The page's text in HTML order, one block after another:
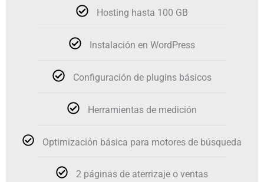
Hosting hasta 100 GB
Instalación en WordPress
Configuración de plugins básicos
Herramientas de medición
Optimización básica para motores de búsqueda
2 páginas de aterrizaje o ventas